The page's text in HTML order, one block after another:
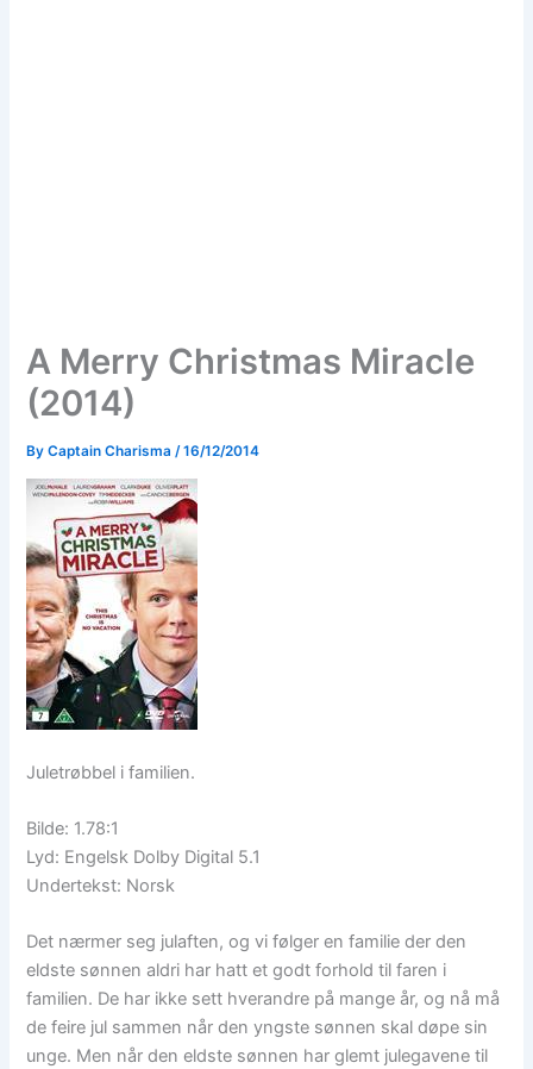
A Merry Christmas Miracle
(2014)
ByCaptain Charisma /16/12/2014
Juletrøbbel i familien.
Bilde: 1.78:1
Lyd: Engelsk Dolby Digital 5.1
Undertekst: Norsk
Det nærmer seg julaften, og vi følger en familie der den
eldste sønnen aldri har hatt et godt forhold til faren i
familien. De har ikke sett hverandre på mange år, og nå må
de feire jul sammen når den yngste sønnen skal døpe sin
unge. Men når den eldste sønnen har glemt julegavene til